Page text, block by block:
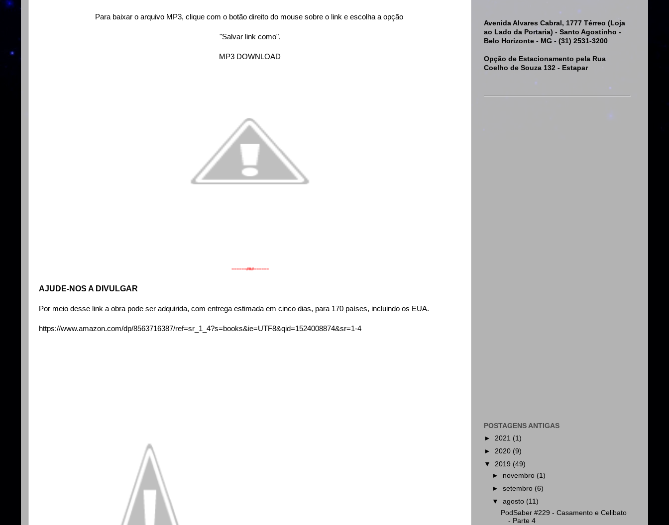
Para baixar o arquivo MP3, clique com o botão direito do mouse sobre o link e escolha a opção
"Salvar link como".
MP3 DOWNLOAD
======###======
AJUDE-NOS A DIVULGAR
Por meio desse link a obra pode ser adquirida, com entrega estimada em cinco dias, para 170 países, incluindo os EUA.
https://www.amazon.com/dp/8563716387/ref=sr_1_4?s=books&ie=UTF8&qid=1524008874&sr=1-4
Avenida Alvares Cabral, 1777 Térreo (Loja
ao Lado da Portaria) - Santo Agostinho -
Belo Horizonte - MG - (31) 2531-3200
Opção de Estacionamento pela Rua
Coelho de Souza 132 - Estapar
POSTAGENS ANTIGAS
► 2021 (1)
► 2020 (9)
▼ 2019 (49)
► novembro (1)
►setembro (6)
▼agosto (11)
PodSaber #229 - Casamento e Celibato
- Parte 4